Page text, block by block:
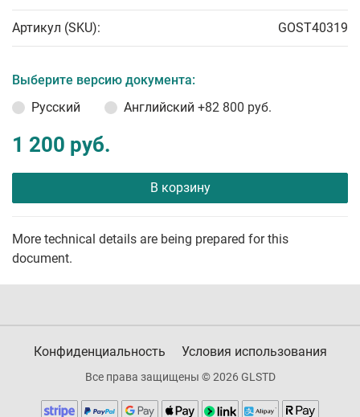
Артикул (SKU): GOST40319
Выберите версию документа:
Русский
Английский +82 800 руб.
1 200 руб.
В корзину
More technical details are being prepared for this
document.
Конфиденциальность Условия использования
Все права защищены © 2026 GLSTD